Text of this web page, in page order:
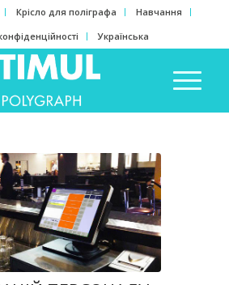
Крісло для поліграфа
Навчання
Українська